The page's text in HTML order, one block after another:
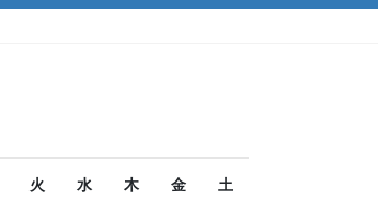
火 水 木 金 土